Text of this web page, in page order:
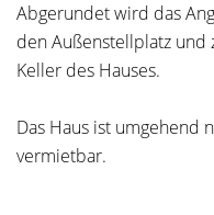
Abgerundet wird das
den Außenstellplatz und
Keller des Hauses.
Das Haus ist umgehend
vermietbar.